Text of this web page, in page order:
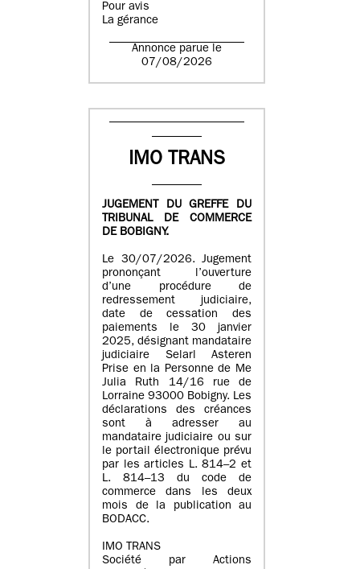
Pour avis
La gérance
Annonce parue le
07/08/2026
IMO TRANS
JUGEMENT DU GREFFE DU
TRIBUNAL DE COMMERCE
DE BOBIGNY.
Le 30/07/2026. Jugement
prononçant l’ouverture
d’une procédure de
redressement judiciaire,
date de cessation des
paiements le 30 janvier
2025, désignant mandataire
judiciaire Selarl Asteren
Prise en la Personne de Me
Julia Ruth 14/16 rue de
Lorraine 93000 Bobigny. Les
déclarations des créances
sont à adresser au
mandataire judiciaire ou sur
le portail électronique prévu
par les articles L. 814–2 et
L. 814–13 du code de
commerce dans les deux
mois de la publication au
BODACC.
IMO TRANS
Société par Actions